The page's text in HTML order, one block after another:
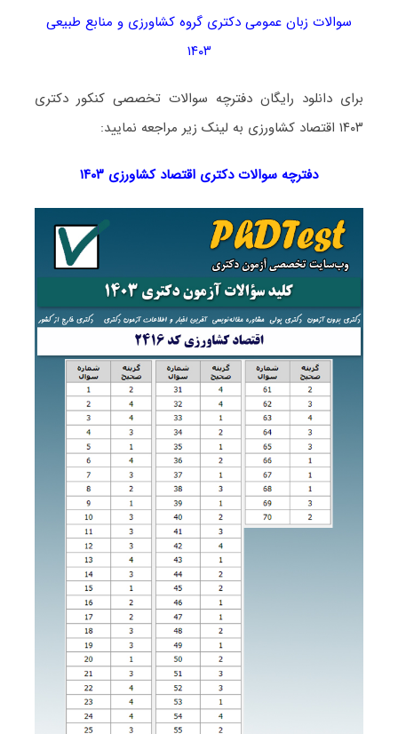
سوالات زبان عمومی دکتری گروه کشاورزی و منابع طبیعی
۱۴۰۳
برای دانلود رایگان دفترچه سوالات تخصصی کنکور دکتری
۱۴۰۳ اقتصاد کشاورزی به لینک زیر مراجعه نمایید:
دفترچه سوالات دکتری اقتصاد کشاورزی ۱۴۰۳